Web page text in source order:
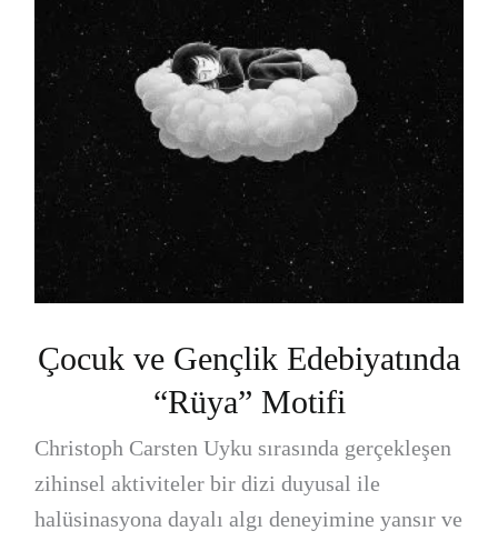
Çocuk ve Gençlik Edebiyatında
“Rüya” Motifi
Christoph Carsten Uyku sırasında gerçekleşen
zihinsel aktiviteler bir dizi duyusal ile
halüsinasyona dayalı algı deneyimine yansır ve